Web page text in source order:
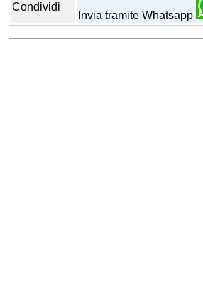
Condividi
Invia tramite Whatsapp